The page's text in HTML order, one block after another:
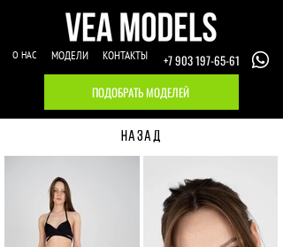
О НАС МОДЕЛИ КОНТАКТЫ
+7 903 197-65-61
ПОДОБРАТЬ МОДЕЛЕЙ
НАЗАД